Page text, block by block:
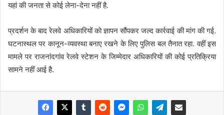
यहां की जनता से कोई लेना-देना नहीं है.
प्रदर्शन के बाद रेलवे अधिकारियों को ज्ञापन सौंपकर जल्द कार्रवाई की मांग की गई.
घटनास्थल पर कानून-व्यवस्था बनाए रखने के लिए पुलिस बल तैनात रहा. वहीं इस
मामले पर राजनांदगांव रेलवे स्टेशन के जिम्मेदार अधिकारियों की कोई प्रतिक्रिया
सामने नहीं आई है.